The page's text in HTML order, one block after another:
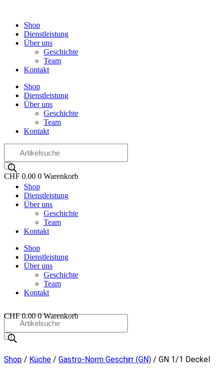
wechselnShop
Dienstleistung
Über uns
Geschichte
Team
Kontakt
Shop
Dienstleistung
Über uns
Geschichte
Team
Kontakt
search
CHF 0.00 0 Warenkorb
OO
Shop
Dienstleistung
Über uns
Geschichte
Team
Kontakt
Shop
Dienstleistung
Über uns
Geschichte
Team
Kontakt
CHF0.00 0 Warenkorb
OO
Products
search
Shop / Küche / Gastro-Norm Geschirr (GN) / GN 1/1 Deckel